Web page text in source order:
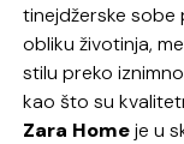
tinejdžerske
obliku životinja,
stilu preko
kao što su
Zara Homeje u